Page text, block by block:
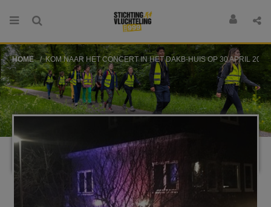
HOME KOM NAAR HET CONCERT IN HET DAKB-HUIS OP 30 APRIL 20.00